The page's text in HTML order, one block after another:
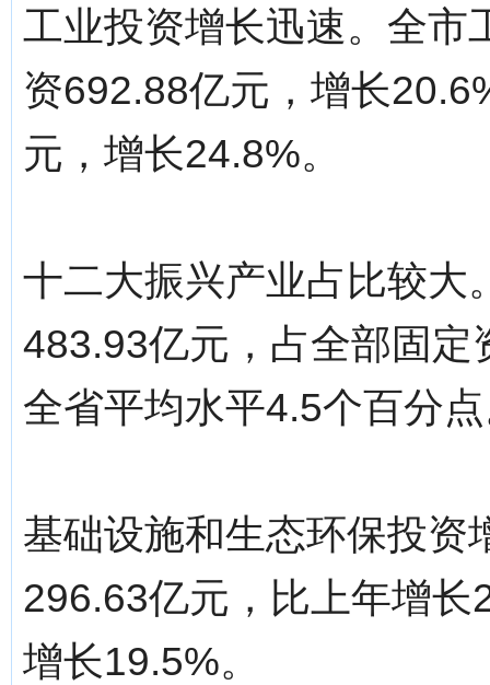
工业投资增长迅速。全市
资692.88亿元，增长
元，增长24.8%。
十二大振兴产业占比较大
483.93亿元，占全部固
全省平均水平4.5个百分
基础设施和生态环保投资
296.63亿元，比上年增
增长19.5%。